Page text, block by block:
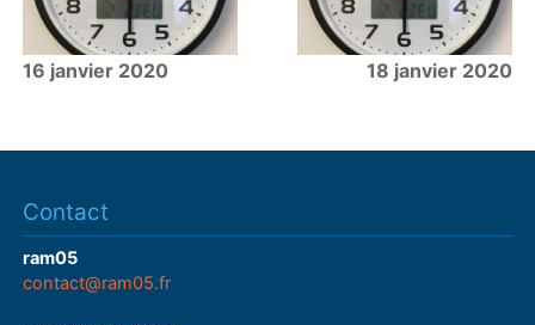
16 janvier 2020 18 janvier 2020
Contact
ram05
contact@ram05.fr